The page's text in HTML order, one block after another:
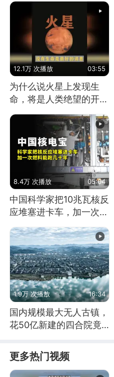
12.1万 次播放 03:55
为什么说火星上发现生
命，将是人类绝望的开
始？
8.4万 次播放 05:04
中国科学家把10兆瓦核反
应堆塞进卡车，加一次燃
1.9万 次播放 16:34
国内规模最大无人古镇，
花50亿新建的四合院竟
更多热门视频